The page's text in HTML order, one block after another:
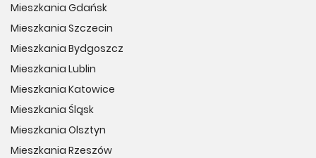
Mieszkania Gdańsk
Mieszkania Szczecin
Mieszkania Bydgoszcz
Mieszkania Lublin
Mieszkania Katowice
Mieszkania Śląsk
Mieszkania Olsztyn
Mieszkania Rzeszów